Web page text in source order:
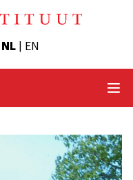
NL| EN